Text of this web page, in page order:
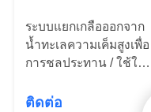
เราระบบแยกเกลือออกจาก
น้ำทะเลความเค็มสูงเพื่อ
การชลประทาน / ใช้ใน
ติดต่อ